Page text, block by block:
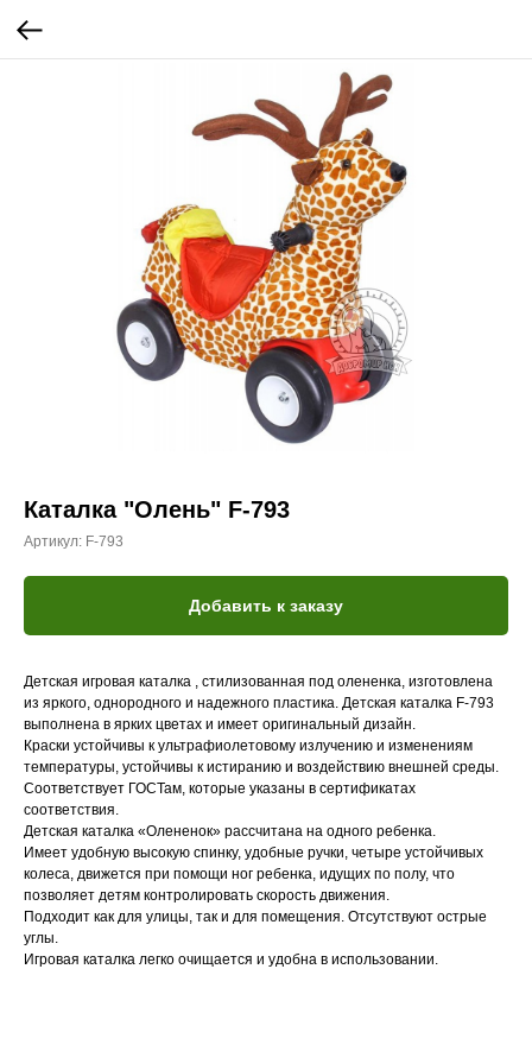
Каталка "Олень" F-793
Артикул: F-793
Добавить к заказу
Детская игровая каталка , стилизованная под олененка, изготовлена
из яркого, однородного и надежного пластика. Детская каталка F-793
выполнена в ярких цветах и имеет оригинальный дизайн.
Краски устойчивы к ультрафиолетовому излучению и изменениям
температуры, устойчивы к истиранию и воздействию внешней среды.
Соответствует ГОСТам, которые указаны в сертификатах
соответствия.
Детская каталка «Олененок» рассчитана на одного ребенка.
Имеет удобную высокую спинку, удобные ручки, четыре устойчивых
колеса, движется при помощи ног ребенка, идущих по полу, что
позволяет детям контролировать скорость движения.
Подходит как для улицы, так и для помещения. Отсутствуют острые
углы.
Игровая каталка легко очищается и удобна в использовании.